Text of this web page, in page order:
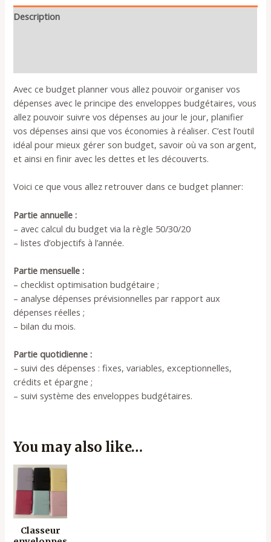
hebdomadaire
Description
Avec ce budget planner vous allez pouvoir organiser vos
dépenses avec le principe des enveloppes budgétaires, vous
allez pouvoir suivre vos dépenses au jour le jour, planifier
vos dépenses ainsi que vos économies à réaliser. C’est l’outil
idéal pour mieux gérer son budget, savoir où va son argent,
et ainsi en finir avec les dettes et les découverts.
Voici ce que vous allez retrouver dans ce budget planner:
Partie annuelle :
– avec calcul du budget via la règle 50/30/20
– listes d’objectifs à l’année.
Partie mensuelle :
– checklist optimisation budgétaire ;
– analyse dépenses prévisionnelles par rapport aux
dépenses réelles ;
– bilan du mois.
Partie quotidienne :
– suivi des dépenses : fixes, variables, exceptionnelles,
crédits et épargne ;
– suivi système des enveloppes budgétaires.
You may also like…
Classeur